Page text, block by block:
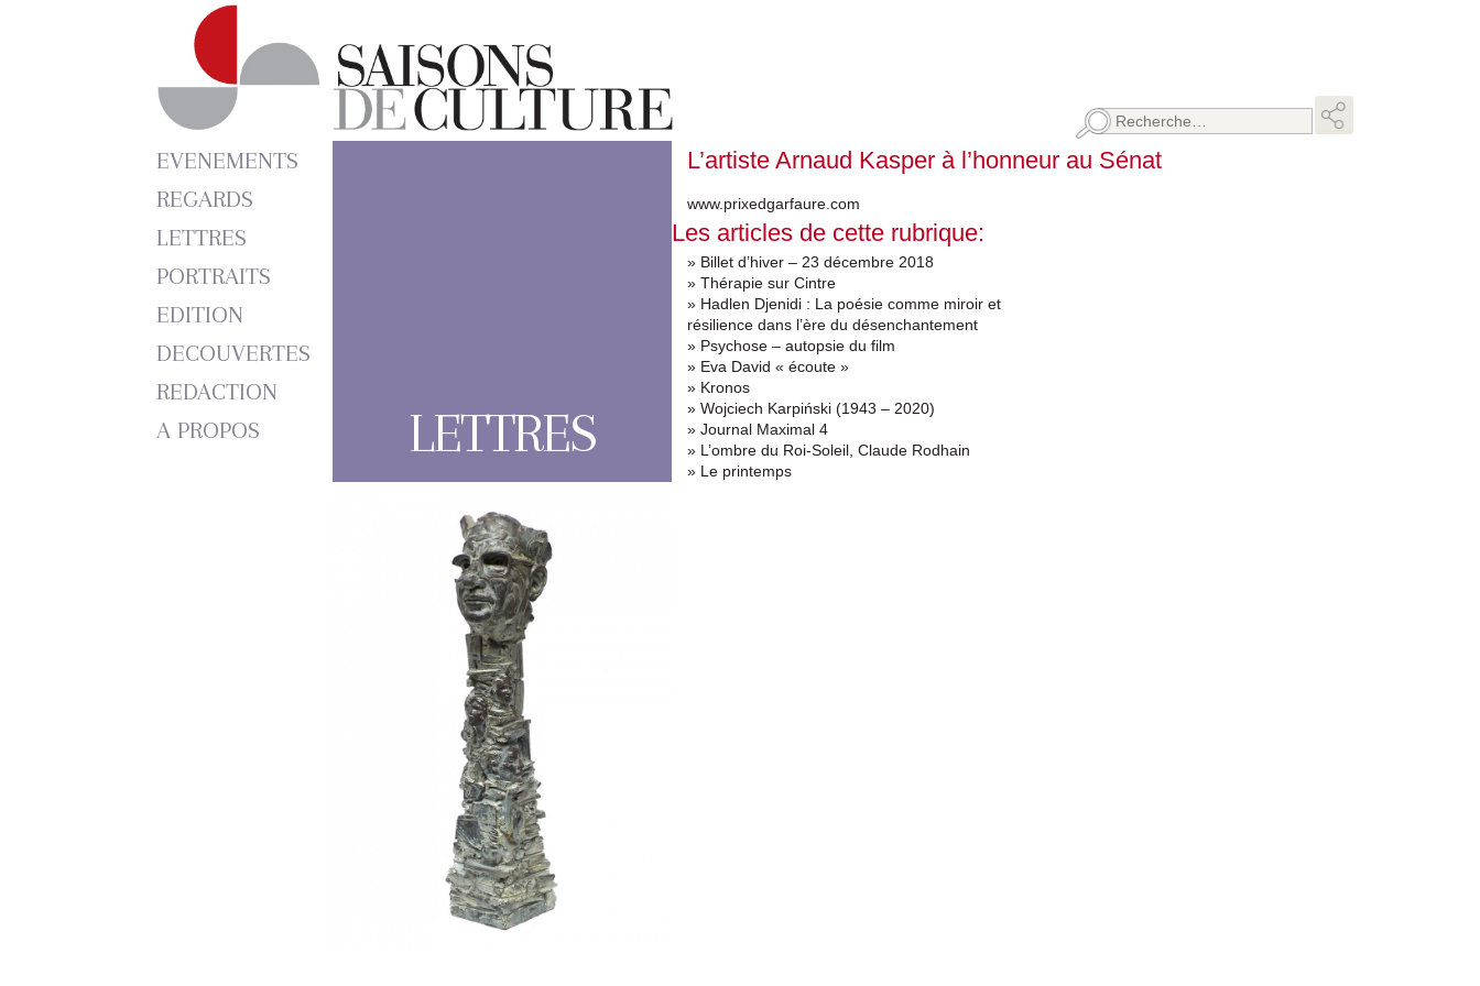
Rechercher :
EVENEMENTS
REGARDS
LETTRES
PORTRAITS
EDITION
DECOUVERTES
REDACTION
A PROPOS
LETTRES
L’artiste Arnaud Kasper à l’honneur au Sénat
www.prixedgarfaure.com
Les articles de cette rubrique:
» Billet d’hiver – 23 décembre 2018
» Thérapie sur Cintre
» Hadlen Djenidi : La poésie comme miroir et
résilience dans l’ère du désenchantement
» Psychose – autopsie du film
» Eva David « écoute »
» Kronos
» Wojciech Karpiński (1943 – 2020)
» Journal Maximal 4
» L’ombre du Roi-Soleil, Claude Rodhain
» Le printemps